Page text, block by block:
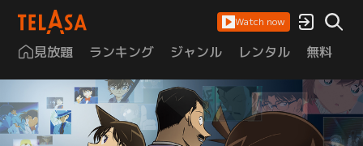
Watch now
見放題 ランキング ジャンル レンタル 無料